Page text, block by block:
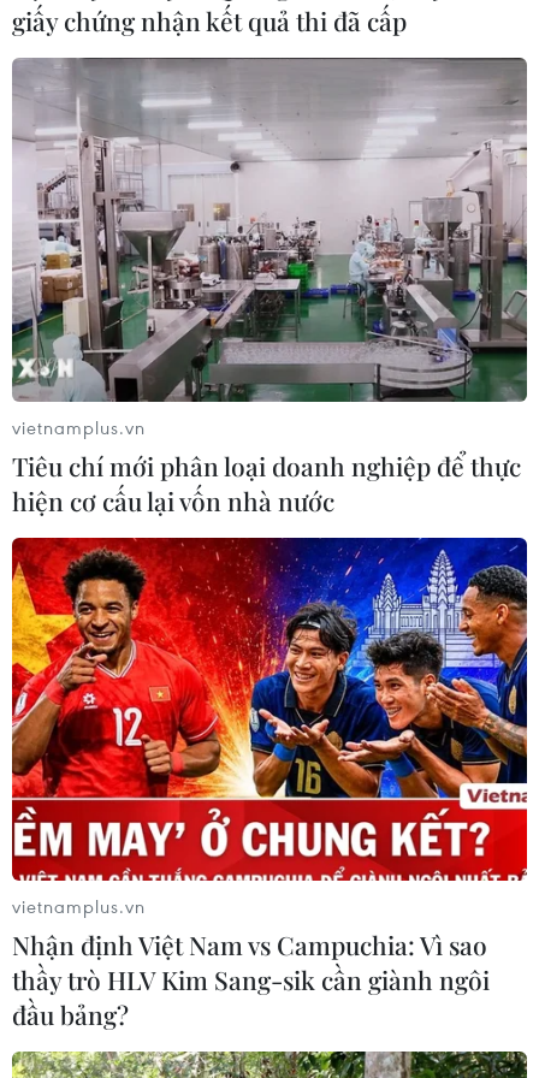
giấy chứng nhận kết quả thi đã cấp
vietnamplus.vn
Tiêu chí mới phân loại doanh nghiệp để thực
hiện cơ cấu lại vốn nhà nước
vietnamplus.vn
Nhận định Việt Nam vs Campuchia: Vì sao
thầy trò HLV Kim Sang-sik cần giành ngôi
đầu bảng?